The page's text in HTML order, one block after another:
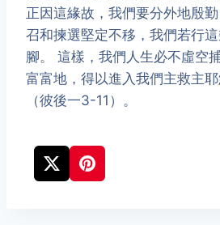
正因這緣故，我們要分外地殷
召和揀選堅定不移，我們若行
腳。 這樣，我們人生必不虛空
富富地，得以進入我們主救主
（彼後一3-11）。